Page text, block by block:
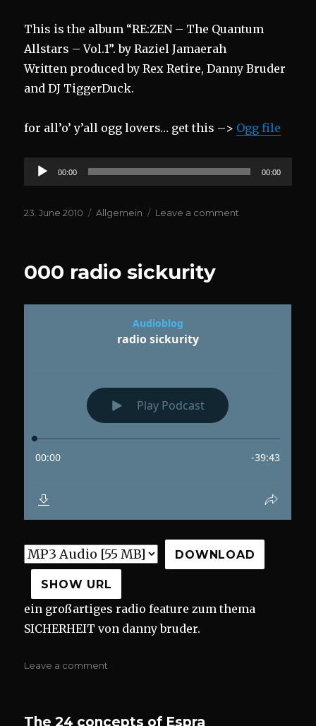
This is the album “RE:ZEN – The Quantum
Allstars – Vol.1”. by Raziel Jamaerah
Written produced by Rex Retire, Danny Bruder
and DJ TiggerDuck.
for all’o’ y’all ogg lovers… get this –> Ogg file
Audio
Player
00:00 00:00
Posted
23. June 2010 Categories
Allgemein Leave a comment
000 radio sickurity
DOWNLOAD
SHOW URL
ein großartiges radio feature zum thema
SICHERHEIT von danny bruder.
Leave a comment
The 24 concepts of Espra